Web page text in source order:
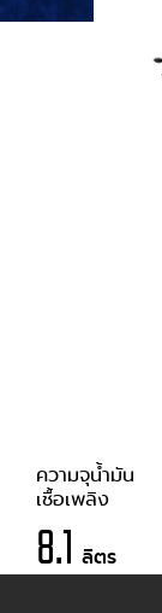
ความจุน้ำมัน
เชื้อเพลิง
8.1 ลิตร